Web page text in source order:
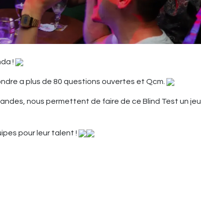
!
a plus de 80 questions ouvertes et Qcm.
nous permettent de faire de ce Blind Test un jeu
pour leur talent !